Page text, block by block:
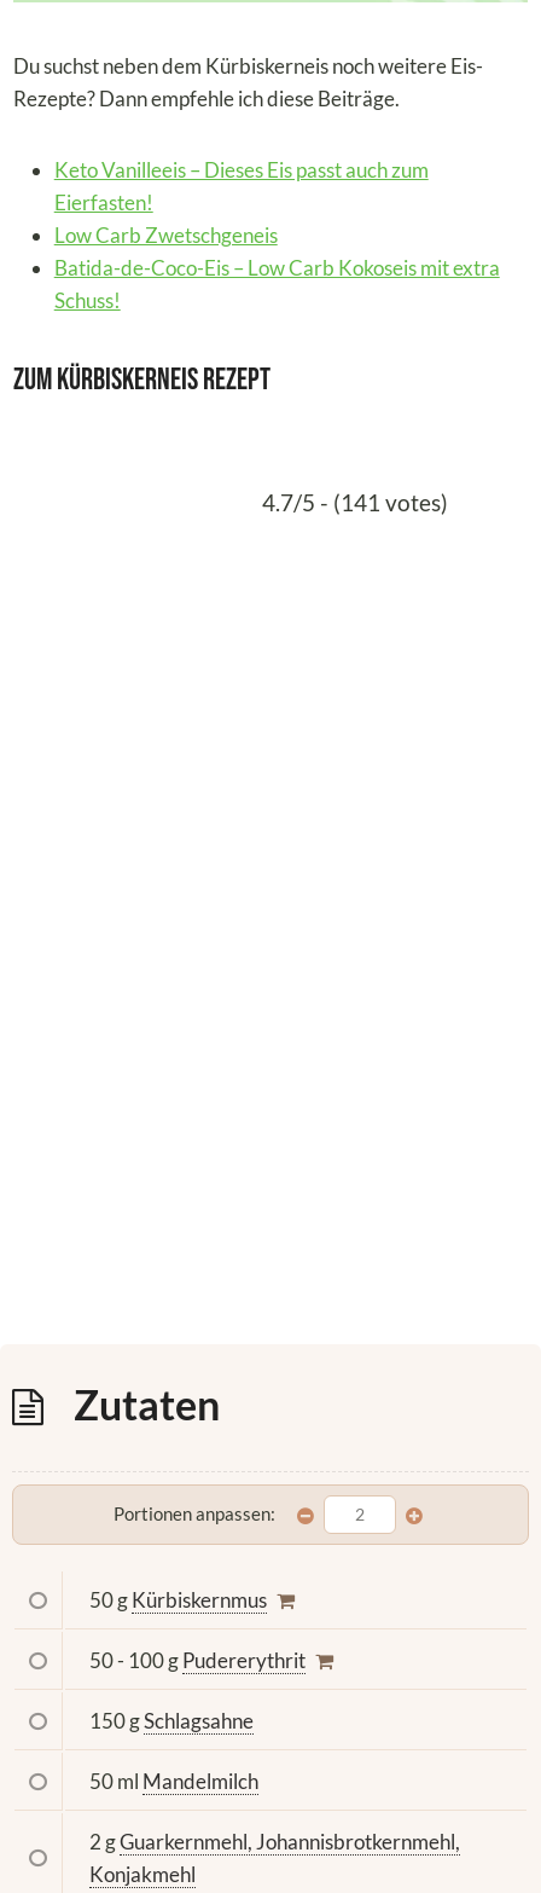
Du suchst neben dem Kürbiskerneis noch weitere Eis-
Rezepte? Dann empfehle ich diese Beiträge.
Keto Vanilleeis – Dieses Eis passt auch zum
Eierfasten!
Low Carb Zwetschgeneis
Batida-de-Coco-Eis – Low Carb Kokoseis mit extra
Schuss!
Zum Kürbiskerneis Rezept
4.7/5 - (141 votes)
Zutaten
Portionen anpassen:
50 gKürbiskernmus
50 - 100 gPudererythrit
150 gSchlagsahne
50 ml Mandelmilch
2 gGuarkernmehl, Johannisbrotkernmehl,
Konjakmehl